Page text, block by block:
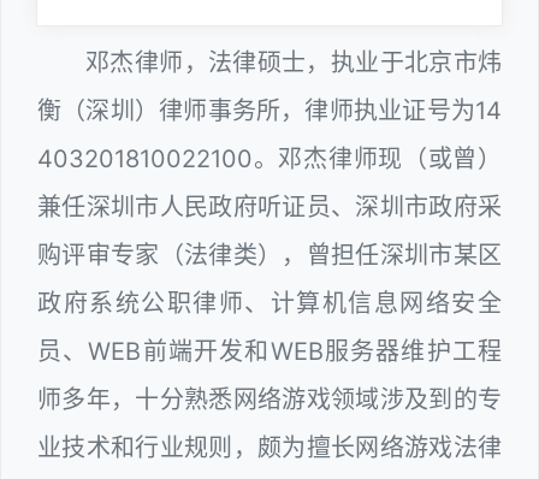
邓杰律师，法律硕士，执业于北京市炜
衡（深圳）律师事务所，律师执业证号为14
403201810022100。邓杰律师现（或曾）
兼任深圳市人民政府听证员、深圳市政府采
购评审专家（法律类），曾担任深圳市某区
政府系统公职律师、计算机信息网络安全
员、WEB前端开发和WEB服务器维护工程
师多年，十分熟悉网络游戏领域涉及到的专
业技术和行业规则，颇为擅长网络游戏法律